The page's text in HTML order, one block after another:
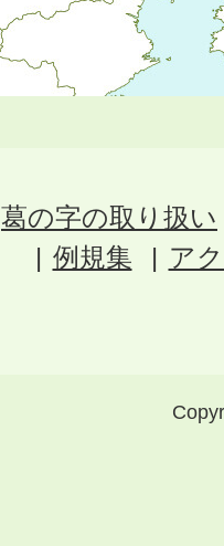
葛の字の取り扱い
例規集
ア